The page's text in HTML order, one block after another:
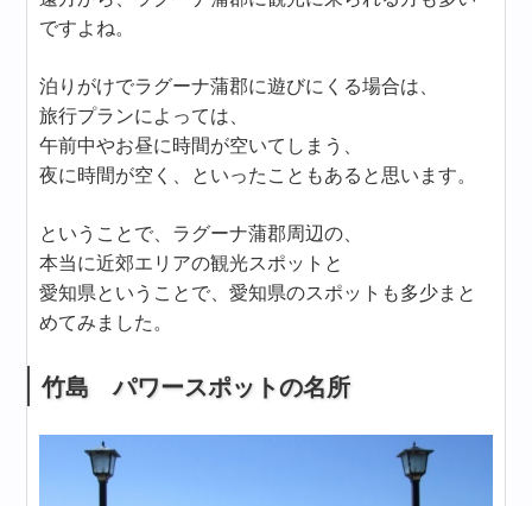
ですよね。
泊りがけでラグーナ蒲郡に遊びにくる場合は、
旅行プランによっては、
午前中やお昼に時間が空いてしまう、
夜に時間が空く、といったこともあると思います。
ということで、ラグーナ蒲郡周辺の、
本当に近郊エリアの観光スポットと
愛知県ということで、愛知県のスポットも多少まと
めてみました。
竹島 パワースポットの名所